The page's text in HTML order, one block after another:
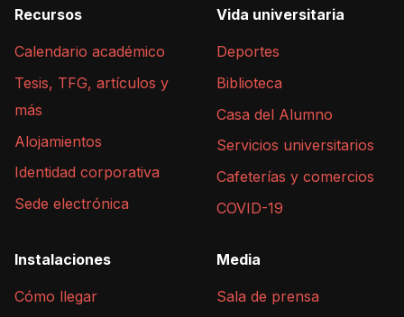
Recursos
Calendario académico
Tesis, TFG, artículos y
más
Alojamientos
Identidad corporativa
Sede electrónica
Vida universitaria
Deportes
Biblioteca
Casa del Alumno
Servicios universitarios
Cafeterías y comercios
COVID-19
Instalaciones
Cómo llegar
Media
Sala de prensa